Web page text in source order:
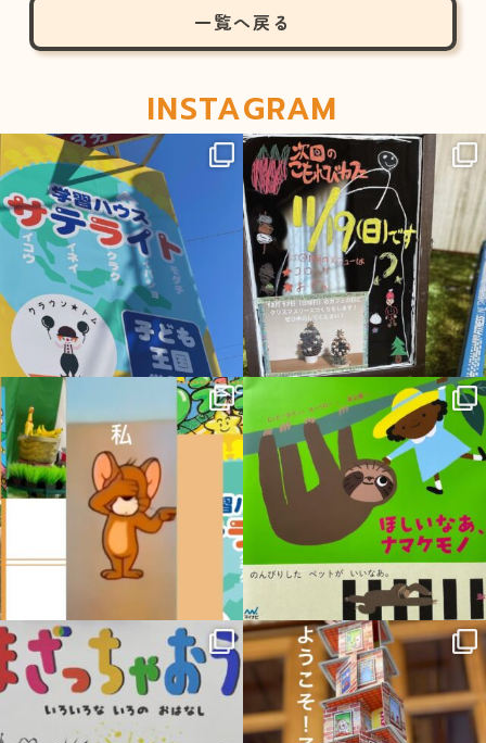
一覧へ戻る
INSTAGRAM
sateraito_okazaki
12月 1
sateraito_okazaki
11月 16
sateraito_okazaki sateraito_okazaki
10月 19
sateraito_okazaki sateraito_okazaki